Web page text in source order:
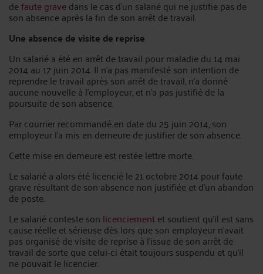
defaute gravedans le cas d’un salarié qui ne justifie pas de
son absence après la fin de son arrêt de travail.
Une absence de visite de reprise
Un salarié a été en arrêt de travail pour maladie du 14 mai
2014 au 17 juin 2014. Il n’a pas manifesté son intention de
reprendre le travail après son arrêt de travail, n’a donné
aucune nouvelle à l’employeur, et n’a pas justifié de la
poursuite de son absence.
Par courrier recommandé en date du 25 juin 2014, son
employeur l’a mis en demeure de justifier de son absence.
Cette mise en demeure est restée lettre morte.
Le salarié a alors été licencié le 21 octobre 2014 pour faute
grave résultant de son absence non justifiée et d’un abandon
de poste.
Le salarié conteste son licenciementet soutient qu’il est sans
cause réelle et sérieuse dès lors que son employeur n’avait
pas organisé de visite de reprise à l’issue de son arrêt de
travail de sorte que celui-ci était toujours suspendu et qu’il
ne pouvait le licencier.